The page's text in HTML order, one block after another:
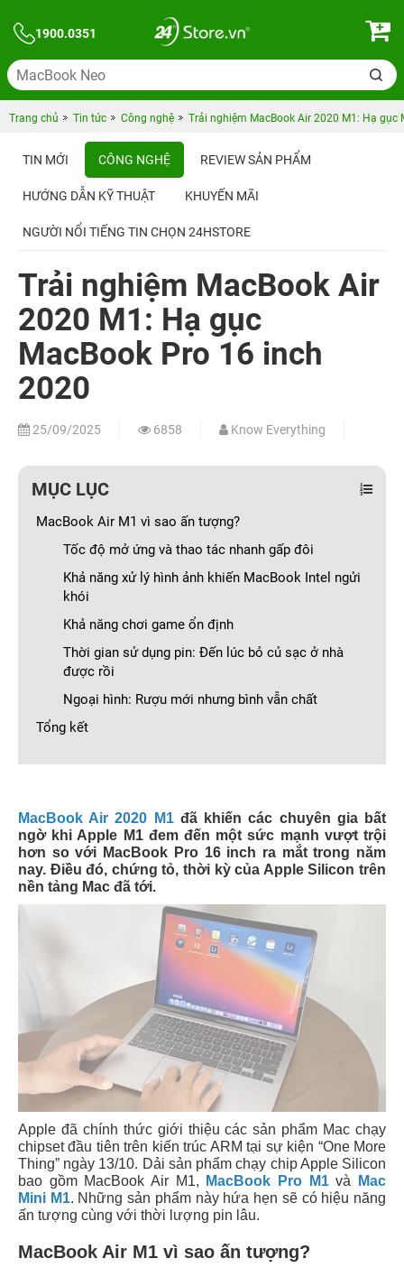
1900.0351
Trang chủ Tin tức Công nghệ Trải nghiệm MacBook Air 2020 M1: Hạ gục
TIN MỚI CÔNG NGHỆ REVIEW SẢN PHẨM
HƯỚNG DẪN KỸ THUẬT KHUYẾN MÃI
NGƯỜI NỔI TIẾNG TIN CHỌN 24HSTORE
Trải nghiệm MacBook Air
2020 M1: Hạ gục
MacBook Pro 16 inch
2020
25/09/2025 6858 Know Everything
MỤC LỤC
MacBook Air M1 vì sao ấn tượng?
Tốc độ mở ứng và thao tác nhanh gấp đôi
Khả năng xử lý hình ảnh khiến MacBook Intel ngửi
khói
Khả năng chơi game ổn định
Thời gian sử dụng pin: Đến lúc bỏ củ sạc ở nhà
được rồi
Ngoại hình: Rượu mới nhưng bình vẫn chất
Tổng kết
MacBook Air 2020 M1đã khiến các chuyên gia bất
ngờ khi Apple M1 đem đến một sức mạnh vượt trội
hơn so với MacBook Pro 16 inch ra mắt trong năm
nay. Điều đó, chứng tỏ, thời kỳ của Apple Silicon trên
nền tảng Mac đã tới.
Apple đã chính thức giới thiệu các sản phẩm Mac chạy
chipset đầu tiên trên kiến trúc ARM tại sự kiện “One More
Thing” ngày 13/10. Dải sản phẩm chạy chip Apple Silicon
bao gồm MacBook Air M1,
MacBook Pro M1và
Mac
Mini M1. Những sản phẩm này hứa hẹn sẽ có hiệu năng
ấn tượng cùng với thời lượng pin lâu.
MacBook Air M1 vì sao ấn tượng?